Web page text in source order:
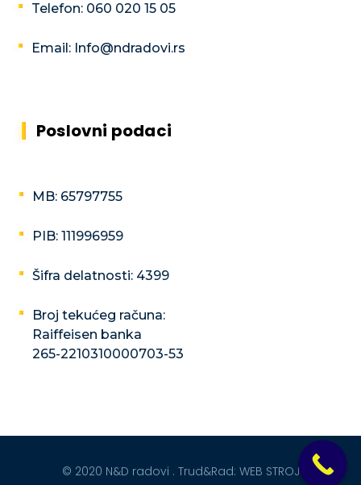
Telefon: 060 020 15 05
Email: Info@ndradovi.rs
Poslovni podaci
MB: 65797755
PIB: 111996959
Šifra delatnosti: 4399
Broj tekućeg računa:
Raiffeisen banka
265-2210310000703-53
© 2020 N&D radovi . Trud&Rad: WEB STROJ